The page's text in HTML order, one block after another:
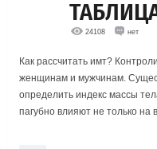
24108 нет
Как рассчитать имт?
женщинам и мужчинам.
определить индекс массы
пагубно влияют не только на